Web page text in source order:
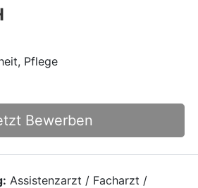
Pflege
Bewerben
Assistenzarzt / Facharzt /